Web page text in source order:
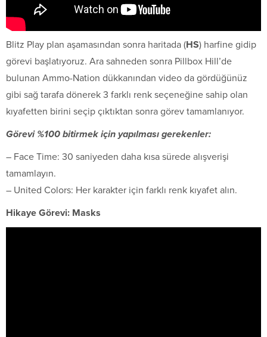
Blitz Play plan aşamasından sonra haritada (HS) harfine gidip
görevi başlatıyoruz. Ara sahneden sonra Pillbox Hill’de
bulunan Ammo-Nation dükkanından video da gördüğünüz
gibi sağ tarafa dönerek 3 farklı renk seçeneğine sahip olan
kıyafetten birini seçip çıktıktan sonra görev tamamlanıyor.
Görevi %100 bitirmek için yapılması gerekenler:
– Face Time: 30 saniyeden daha kısa sürede alışverişi
tamamlayın.
– United Colors: Her karakter için farklı renk kıyafet alın.
Hikaye Görevi: Masks